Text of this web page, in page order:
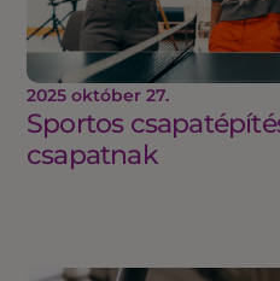
2025 október 27.
Sportos
csapatnak